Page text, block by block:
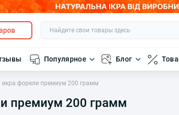
Популярное Блог
икра форели премиум 200 грамм
премиум 200 грамм